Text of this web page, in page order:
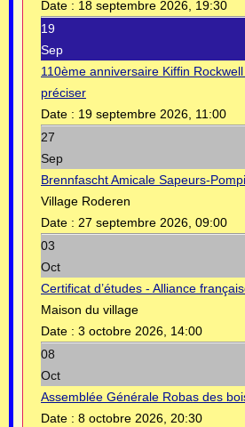
Date : 18 septembre 2026, 19:30
19
Sep
110ème anniversaire Kiffin
préciser
Date : 19 septembre 2026, 11:00
27
Sep
Brennfascht Amicale Sapeurs-
Village Roderen
Date : 27 septembre 2026, 09:00
03
Oct
Certificat d’études - Alliance
Maison du village
Date : 3 octobre 2026, 14:00
08
Oct
Assemblée Générale Robas des
Date : 8 octobre 2026, 20:30